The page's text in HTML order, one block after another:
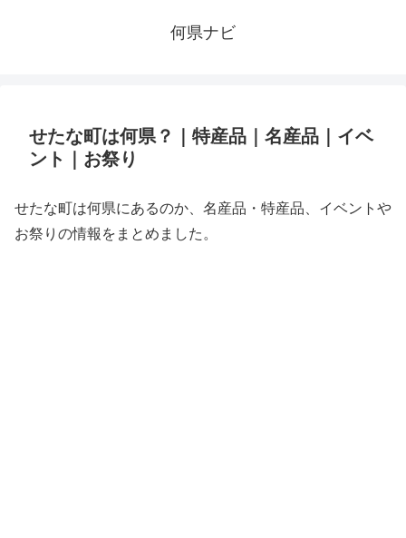
何県ナビ
せたな町は何県？｜特産品｜名産品｜イベ
ント｜お祭り
せたな町は何県にあるのか、名産品・特産品、イベントや
お祭りの情報をまとめました。